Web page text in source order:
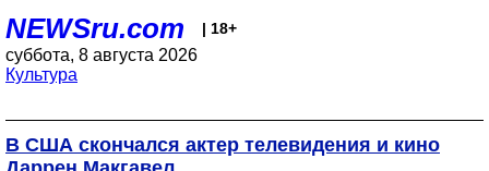
NEWSru.com | 18+
суббота, 8 августа 2026
Культура
В США скончался актер телевидения и кино